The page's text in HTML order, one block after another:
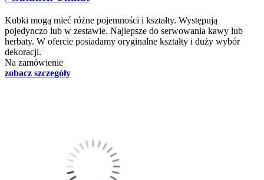
Kubki mogą mieć różne pojemności i kształty. Występują
pojedynczo lub w zestawie. Najlepsze do serwowania kawy lub
herbaty. W ofercie posiadamy oryginalne kształty i duży wybór
dekoracji.
Na zamówienie
zobacz szczegóły